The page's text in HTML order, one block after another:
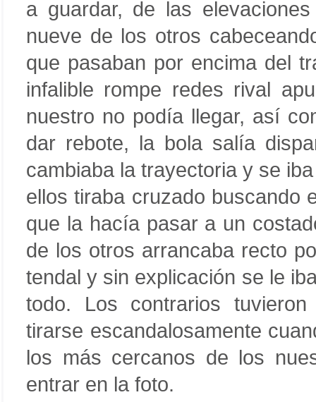
a guardar, de las
nueve de los otros
que pasaban por encima del
infalible rompe redes rival
nuestro no podía llegar, así
dar rebote, la bola salía
cambiaba la trayectoria y se
ellos tiraba cruzado buscando
que la hacía pasar a un
de los otros arrancaba recto
tendal y sin explicación se le
todo. Los contrarios
tirarse escandalosamente
los más cercanos de los
entrar en la foto.